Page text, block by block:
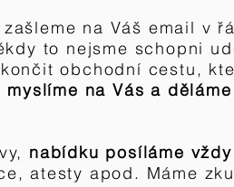
na Váš email v
to nejsme schopni
obchodní cestu,
myslíme na Vás a
nabídku posíláme
atesty apod. Máme